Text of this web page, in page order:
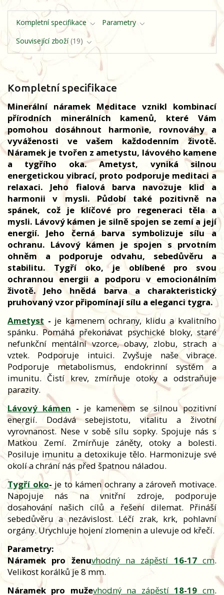
Kompletní specifikace
Parametry
Související zboží 19
Kompletní specifikace
Minerální náramek Meditace vznikl kombinací
přírodních minerálních kamenů, které Vám
pomohou dosáhnout harmonie, rovnováhy a
vyváženosti ve vašem každodenním životě.
Náramek je tvořen z ametystu, lávového kamene
a tygřího oka.Ametyst, vyniká silnou
energetickou vibrací, proto podporuje meditaci a
relaxaci. Jeho fialová barva navozuje klid a
harmonii v mysli. Půdobí také pozitivně na
spánek, což je klíčové pro regeneraci těla a
mysli. Lávový kámen je silně spojen se zemí a její
energií. Jeho černá barva symbolizuje sílu a
ochranu. Lávový kámen je spojen s prvotním
ohněm a podporuje odvahu, sebedůvěru a
stabilitu. Tygří oko, je oblíbené pro svou
ochrannou energii a podporu v emocionálním
životě. Jeho hnědá barva a charakteristický
pruhovaný vzor připomínají sílu a eleganci tygra.
Ametyst - je kamenem ochrany, klidu a kvalitního
spánku. Pomáhá překonávat psychické bloky, staré
nefunkční mentální vzorce, obavy, zlobu, strach a
vztek. Podporuje intuici. Zvyšuje naše vibrace.
Podporuje metabolismus, endokrinní systém a
imunitu. Čistí krev, zmírňuje otoky a odstraňuje
parazity.
Lávový kámen - je kamenem se silnou pozitivní
energií. Dodává sebejistotu, vitalitu a životní
vyrovnanost. Nese v sobě sílu sopky. Spojuje nás s
Matkou Zemí. Zmírňuje záněty, otoky a bolesti.
Posiluje imunitu a detoxikuje tělo. Harmonizuje své
okolí a chrání nás před špatnou náladou.
Tygří oko- je to kámen ochrany a zároveň motivace.
Napojuje nás na vnitřní zdroje, podporuje
dosahování našich cílů a řešení dilemat. Přináší
sebedůvěru a nezávislost. Léčí zrak, krk, pohlavní
orgány. Urychluje hojení zlomenin a ulevuje od křečí.
Parametry:
Náramek pro ženuvhodný na zápěstí 16-17cm.
Velikost korálků je 8 mm.
Náramek pro muževhodný na zápěstí18-19 cm.